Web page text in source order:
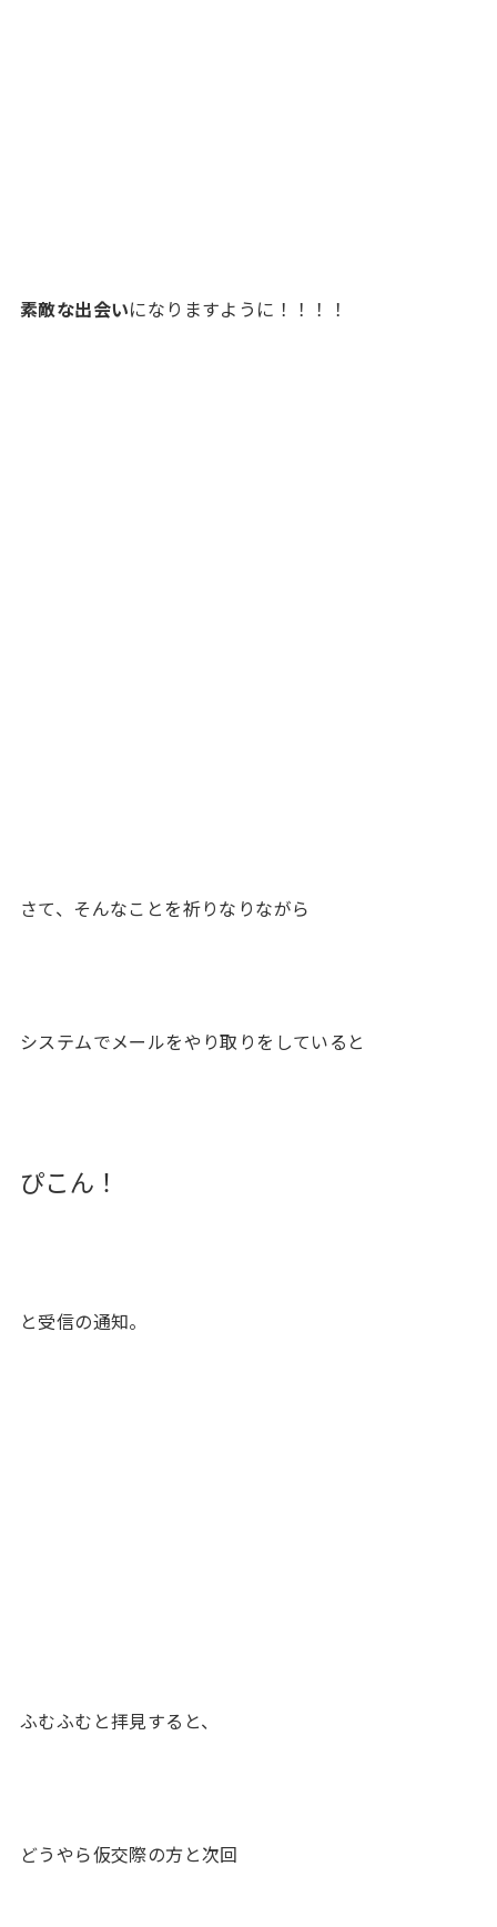
素敵な出会いになりますように！！！！
さて、そんなことを祈りなりながら
システムでメールをやり取りをしていると
ぴこん！
と受信の通知。
ふむふむと拝見すると、
どうやら仮交際の方と次回